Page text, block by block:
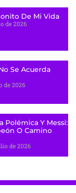
De Mi Vida
de 2026
Se Acuerda
de 2026
Polémica Y Messi:
O Camino
de 2026